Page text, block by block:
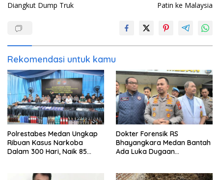
Diangkut Dump Truk
Patin ke Malaysia
Rekomendasi untuk kamu
Polrestabes Medan Ungkap
Ribuan Kasus Narkoba
Dalam 300 Hari, Naik 85
Dokter Forensik RS
Bhayangkara Medan Bantah
Ada Luka Dugaan